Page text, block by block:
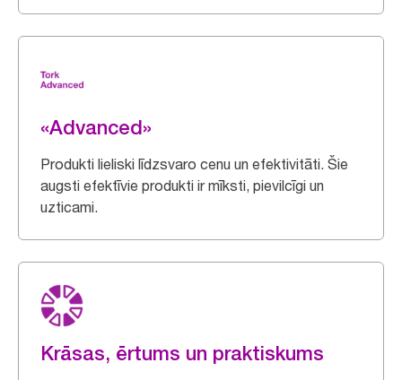
«Advanced»
Produkti lieliski līdzsvaro cenu un efektivitāti. Šie
augsti efektīvie produkti ir mīksti, pievilcīgi un
uzticami.
Krāsas, ērtums un praktiskums